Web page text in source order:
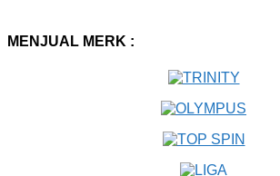
MENJUAL MERK :